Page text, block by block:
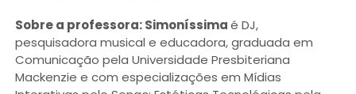
Sobre a professora: Simoníssimaé DJ,
pesquisadora musical e educadora, graduada em
Comunicação pela Universidade Presbiteriana
Mackenzie e com especializações em Mídias